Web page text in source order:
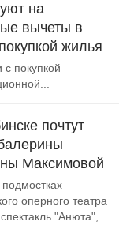
на
вычеты в
жилья
покупкой
почтут
Максимовой
оперного театра
"Анюта",...